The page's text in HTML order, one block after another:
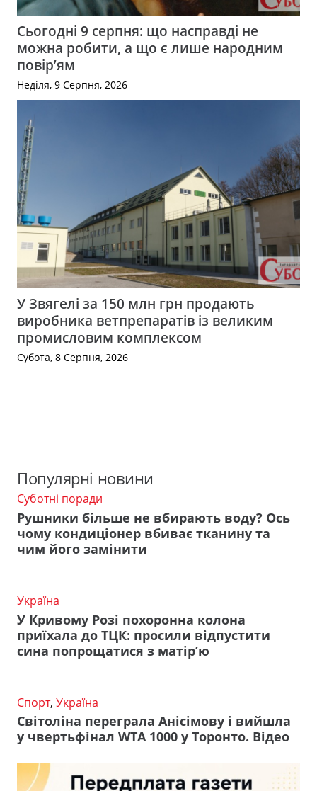
Сьогодні 9 серпня: що насправді не
можна робити, а що є лише народним
повір’ям
Неділя, 9 Серпня, 2026
У Звягелі за 150 млн грн продають
виробника ветпрепаратів із великим
промисловим комплексом
Субота, 8 Серпня, 2026
Популярні новини
Суботні поради
Рушники більше не вбирають воду? Ось
чому кондиціонер вбиває тканину та
чим його замінити
Україна
У Кривому Розі похоронна колона
приїхала до ТЦК: просили відпустити
сина попрощатися з матір’ю
Спорт, Україна
Світоліна переграла Анісімову і вийшла
у чвертьфінал WTA 1000 у Торонто. Відео